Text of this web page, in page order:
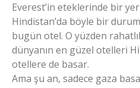
Everest’in eteklerinde bir
Hindistan’da böyle bir
bugün otel. O yüzden
dünyanın en güzel otelleri
otellere de basar.
Ama şu an, sadece gaza